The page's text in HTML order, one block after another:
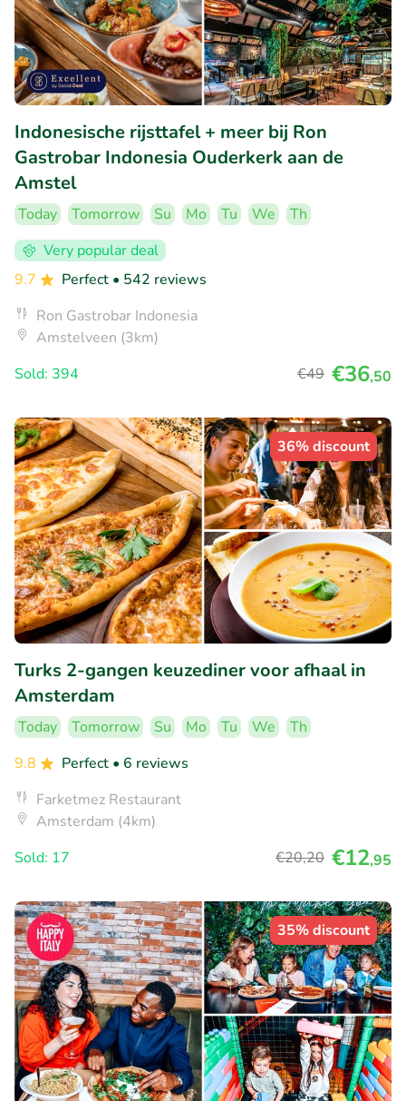
Indonesische rijsttafel + meer bij Ron
Gastrobar Indonesia Ouderkerk aan de
Amstel
Today Tomorrow Su Mo Tu We
Th
Very popular deal
9.7
Perfect • 542 reviews
Ron Gastrobar Indonesia
Amstelveen (3km)
Sold: 394
€49 €36,50
36% discount
Turks 2-gangen keuzediner voor afhaal in
Amsterdam
Today Tomorrow Su Mo Tu We
Th
9.8
Perfect • 6 reviews
Farketmez Restaurant
Amsterdam (4km)
Sold: 17
€20,20 €12,95
35% discount